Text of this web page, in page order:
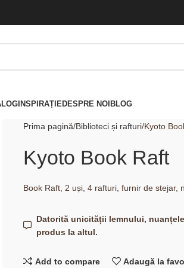
INSPIRAȚIEDESPRE NOIBLOG
Prima pagină Biblioteci și rafturi Kyoto
Kyoto Book Raft
Book Raft, 2 uși, 4 rafturi, furnir de stejar,
Datorită unicității lemnului,
produs la altul.
Add to compare Adaugă la